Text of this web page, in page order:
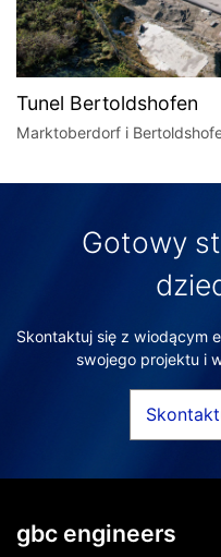
Tunel Bertoldshofen
Marktoberdorf i
Gotowy
Skontaktuj się z wiodącym
swojego projektu i
gbc engineers